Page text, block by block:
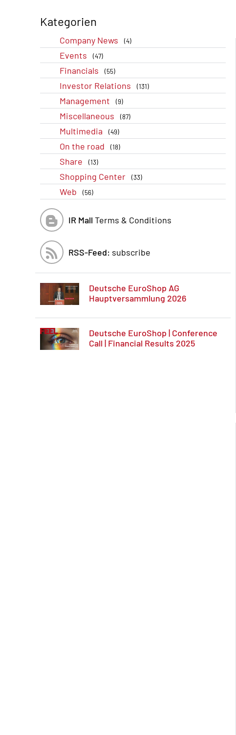
Kategorien
Company News (4)
Events (47)
Financials (55)
Investor Relations (131)
Management (9)
Miscellaneous (87)
Multimedia (49)
On the road (18)
Share (13)
Shopping Center (33)
Web (56)
IR Mall Terms & Conditions
RSS-Feed: subscribe
Deutsche EuroShop AG
Hauptversammlung 2026
Deutsche EuroShop | Conference
Call | Financial Results 2025